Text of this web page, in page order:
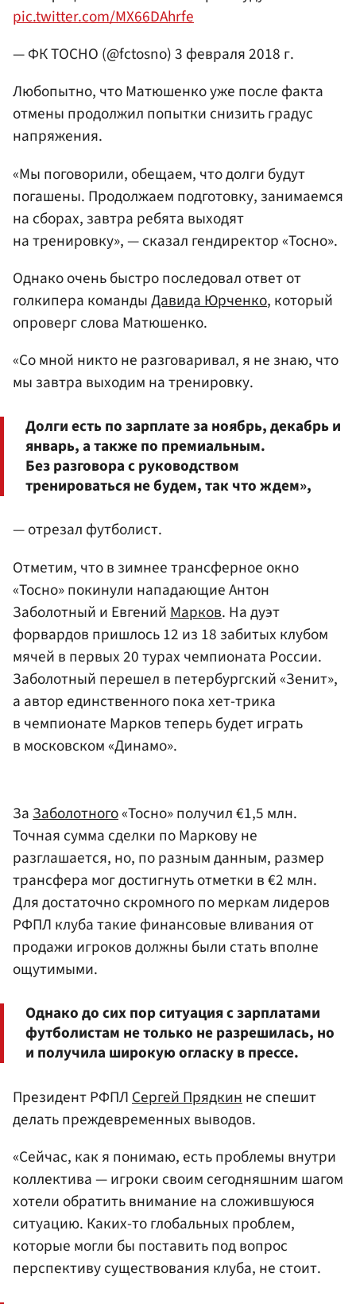
pic.twitter.com/MX66DAhrfe
— ФК ТОСНО (@fctosno)3 февраля 2018 г.
Любопытно, что Матюшенко уже после факта
отмены продолжил попытки снизить градус
напряжения.
«Мы поговорили, обещаем, что долги будут
погашены. Продолжаем подготовку, занимаемся
на сборах, завтра ребята выходят
на тренировку», — сказал гендиректор «Тосно».
Однако очень быстро последовал ответ от
голкипера командыДавида Юрченко, который
опроверг слова Матюшенко.
«Со мной никто не разговаривал, я не знаю, что
мы завтра выходим на тренировку.
Долги есть по зарплате за ноябрь, декабрь и
январь, а также по премиальным.
Без разговора с руководством
тренироваться не будем, так что ждем»,
— отрезал футболист.
Отметим, что в зимнее трансферное окно
«Тосно» покинули нападающие Антон
Заболотный и ЕвгенийМарков. На дуэт
форвардов пришлось 12 из 18 забитых клубом
мячей в первых 20 турах чемпионата России.
Заболотный перешел в петербургский «Зенит»,
а автор единственного пока хет-трика
в чемпионате Марков теперь будет играть
в московском «Динамо».
ЗаЗаболотного«Тосно» получил €1,5 млн.
Точная сумма сделки по Маркову не
разглашается, но, по разным данным, размер
трансфера мог достигнуть отметки в €2 млн.
Для достаточно скромного по меркам лидеров
РФПЛ клуба такие финансовые вливания от
продажи игроков должны были стать вполне
ощутимыми.
Однако до сих пор ситуация с зарплатами
футболистам не только не разрешилась, но
и получила широкую огласку в прессе.
Президент РФПЛСергей Прядкинне спешит
делать преждевременных выводов.
«Сейчас, как я понимаю, есть проблемы внутри
коллектива — игроки своим сегодняшним шагом
хотели обратить внимание на сложившуюся
ситуацию. Каких-то глобальных проблем,
которые могли бы поставить под вопрос
перспективу существования клуба, не стоит.